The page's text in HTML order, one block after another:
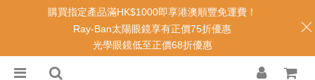
購買指定產品滿HK$1000即享港澳順豐免運費！
Ray-Ban太陽眼鏡享有正價75折優惠
光學眼鏡低至正價68折優惠